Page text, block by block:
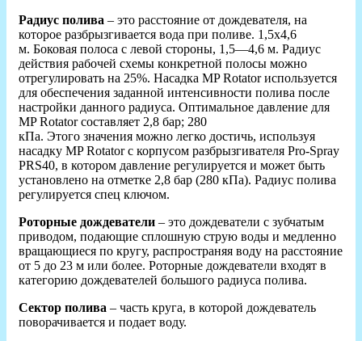
Радиус полива – это расстояние от дождевателя, на
которое разбрызгивается вода при поливе. 1,5x4,6
м. Боковая полоса с левой стороны, 1,5—4,6 м. Радиус
действия рабочей схемы конкретной полосы можно
отрегулировать на 25%. Насадка MP Rotator используется
для обеспечения заданной интенсивности полива после
настройки данного радиуса. Оптимальное давление для
MP Rotator составляет 2,8 бар; 280
кПа. Этого значения можно легко достичь, используя
насадку MP Rotator с корпусом разбрызгивателя Pro-Spray
PRS40, в котором давление регулируется и может быть
установлено на отметке 2,8 бар (280 кПа). Радиус полива
регулируется спец ключом.
Роторные дождеватели – это дождеватели с зубчатым
приводом, подающие сплошную струю воды и медленно
вращающиеся по кругу, распространяя воду на расстояние
от 5 до 23 м или более. Роторные дождеватели входят в
категорию дождевателей большого радиуса полива.
Сектор полива – часть круга, в которой дождеватель
поворачивается и подает воду.